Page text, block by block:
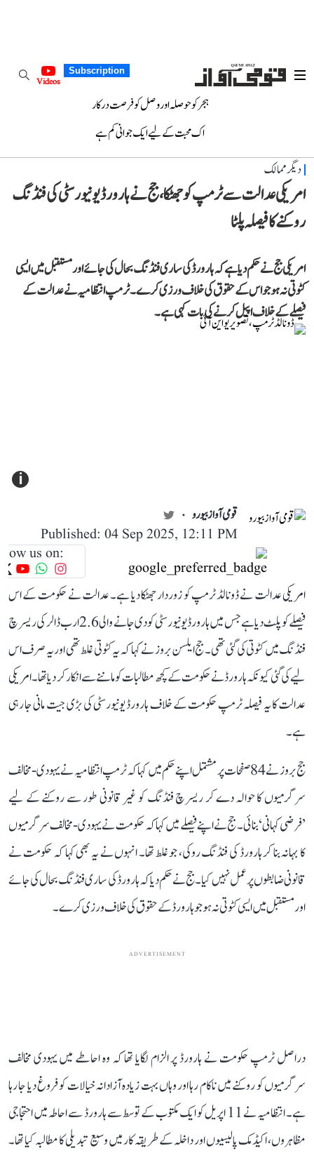
Subscription
Videos
ہجر کو حوصلہ اور وصل کو فرصت درکار
اک محبت کے لیے ایک جوانی کم ہے
دیگر ممالک
امریکی عدالت سے ٹرمپ کو جھٹکا، جج نے ہارورڈ یونیورسٹی کی فنڈنگ
روکنے کا فیصلہ پلٹا
امریکی جج نے حکم دیا ہے کہ ہارورڈ کی ساری فنڈنگ بحال کی جائے اور مستقبل میں ایسی
کٹوتی نہ ہو جو اس کے حقوق کی خلاف ورزی کرے۔ ٹرمپ انتظامیہ نے عدالت کے
فیصلے کے خلاف اپیل کرنے کی بات کہی ہے۔
i
قومی آواز بیورو
Published: 04 Sep 2025, 12:11 PM
us on:
امریکی عدالت نے ڈونالڈ ٹرمپ کو زوردار جھٹکا دیا ہے۔ عدالت نے حکومت کے اس
فیصلے کو پلٹ دیا ہے جس میں ہارورڈ یونیورسٹی کو دی جانے والی 2.6 ارب ڈالر کی ریسرچ
فنڈنگ میں کٹوتی کی گئی تھی۔ جج ایلسن بروز نے کہا کہ یہ کٹوتی غلط تھی اور یہ صرف اس
لیے کی گئی کیونکہ ہارورڈ نے حکومت کے کچھ مطالبات کو ماننے سے انکار کر دیا تھا۔ امریکی
عدالت کا یہ فیصلہ ٹرمپ حکومت کے خلاف ہارورڈ یونیورسٹی کی بڑی جیت مانی جا رہی
ہے۔
جج بروز نے 84 صفحات پر مشتمل اپنے حکم میں کہا کہ ٹرمپ انتظامیہ نے یہودی-مخالف
سرگرمیوں کا حوالہ دے کر ریسرچ فنڈنگ کو غیر قانونی طور سے روکنے کے لیے
’فرضی کہانی‘ بنائی۔ جج نے اپنے فیصلے میں کہا کہ حکومت نے یہودی-مخالف سرگرمیوں
کا بہانہ بنا کر ہارورڈ کی فنڈنگ روکی، جو غلط تھا۔ انہوں نے یہ بھی کہا کہ حکومت نے
قانونی ضابطوں پر عمل نہیں کیا۔ جج نے حکم دیا کہ ہارورڈ کی ساری فنڈنگ بحال کی جائے
اور مستقبل میں ایسی کٹوتی نہ ہو جو ہارورڈ کے حقوق کی خلاف ورزی کرے۔
ADVERTISEMENT
دراصل ٹرمپ حکومت نے ہارورڈ پر الزام لگایا تھا کہ وہ احاطے میں یہودی مخالف
سرگرمیوں کو روکنے میں ناکام رہا اور وہاں بہت زیادہ آزادانہ خیالات کو فروغ دیا جا رہا
ہے۔ انتظامیہ نے 11 اپریل کو ایک مکتوب کے توسط سے ہارورڈ سے احاطہ میں احتجاجی
مظاہروں، اکیڈمک پالیسیوں اور داخلہ کے طریقہ کار میں وسیع تبدیلی کا مطالبہ کیا تھا۔